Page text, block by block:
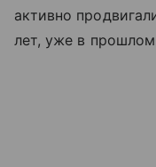
активно
лет, уже в